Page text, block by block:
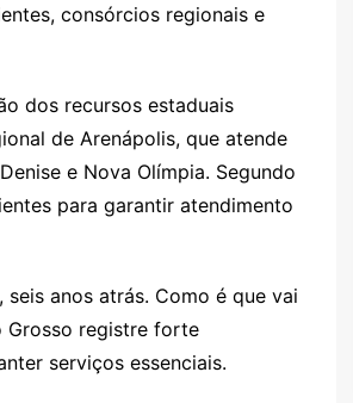
consórcios regionais e
dos recursos estaduais
de Arenápolis, que atende
e Nova Olímpia. Segundo
para garantir atendimento
anos atrás. Como é que vai
Grosso registre forte
serviços essenciais.